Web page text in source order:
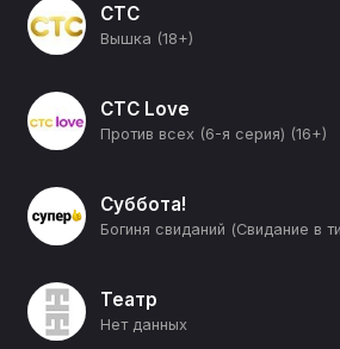
СТС
Вышка (18+)
СТС Love
Против всех (6-я серия) (16+)
Суббота!
Богиня свиданий (Свидание в
Театр
Нет данных